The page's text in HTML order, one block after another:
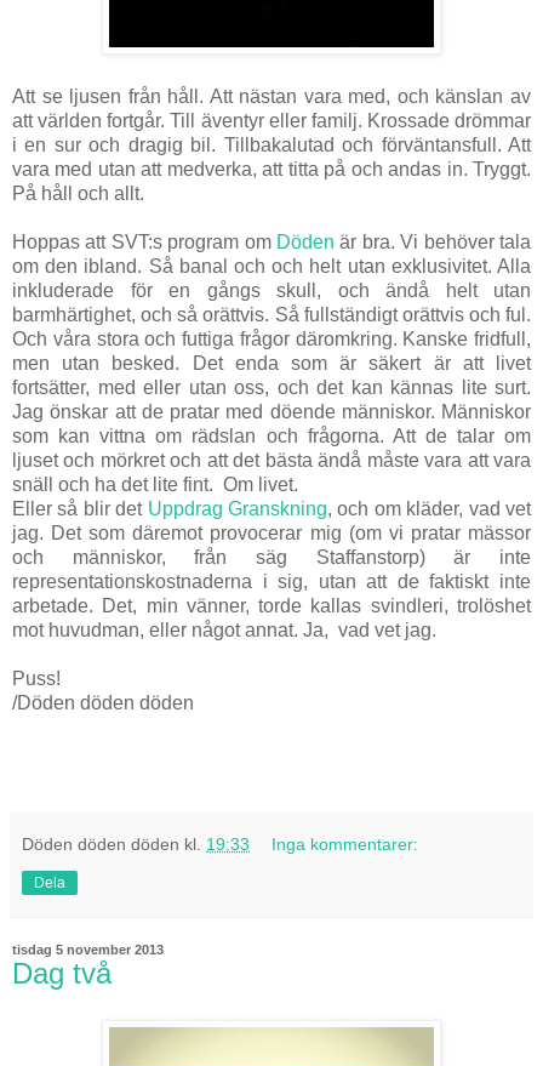
Att se ljusen från håll. Att nästan vara med, och känslan av
att världen fortgår. Till äventyr eller familj. Krossade drömmar
i en sur och dragig bil. Tillbakalutad och förväntansfull. Att
vara med utan att medverka, att titta på och andas in. Tryggt.
På håll och allt.
Hoppas att SVT:s program om Döden är bra. Vi behöver tala
om den ibland. Så banal och och helt utan exklusivitet. Alla
inkluderade för en gångs skull, och ändå helt utan
barmhärtighet, och så orättvis. Så fullständigt orättvis och ful.
Och våra stora och futtiga frågor däromkring. Kanske fridfull,
men utan besked. Det enda som är säkert är att livet
fortsätter, med eller utan oss, och det kan kännas lite surt.
Jag önskar att de pratar med döende människor. Människor
som kan vittna om rädslan och frågorna. Att de talar om
ljuset och mörkret och att det bästa ändå måste vara att vara
snäll och ha det lite fint. Om livet.
Eller så blir det Uppdrag Granskning, och om kläder, vad vet
jag. Det som däremot provocerar mig (om vi pratar mässor
och människor, från säg Staffanstorp) är inte
representationskostnaderna i sig, utan att de faktiskt inte
arbetade. Det, min vänner, torde kallas svindleri, trolöshet
mot huvudman, eller något annat. Ja, vad vet jag.
Puss!
/Döden döden döden
Döden döden döden kl. 19:33 Inga kommentarer:
Dela
tisdag 5 november 2013
Dag två